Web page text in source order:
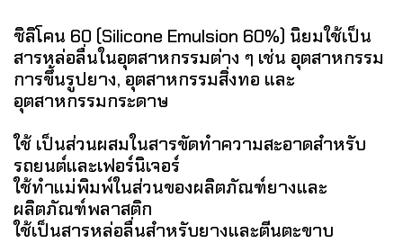
ซิลิโคน 60 (Silicone Emulsion 60%) นิยมใช้เป็น
สารหล่อลื่นในอุตสาหกรรมต่าง ๆ เช่น อุตสาหกรรม
การขึ้นรูปยาง, อุตสาหกรรมสิ่งทอ และ
อุตสาหกรรมกระดาษ
ใช้ เป็นส่วนผสมในสารขัดทำความสะอาดสำหรับ
รถยนต์และเฟอร์นิเจอร์
ใช้ทำแม่พิมพ์ในส่วนของผลิตภัณฑ์ยางและ
ผลิตภัณฑ์พลาสติก
ใช้เป็นสารหล่อลื่นสำหรับยางและตีนตะขาบ